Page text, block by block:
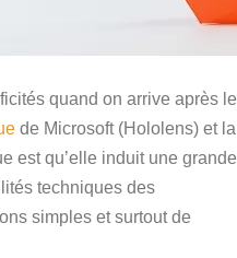
quand on arrive après le
de Microsoft (Hololens) et la
est qu’elle induit une grande
techniques des
simples et surtout de